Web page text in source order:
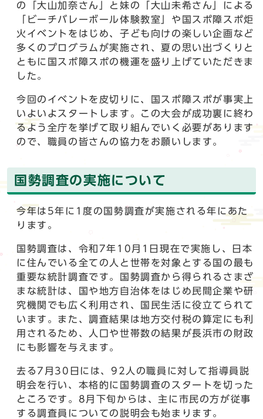
の「大山加奈さん」と妹の「大山未希さん」による
「ビーチバレーボール体験教室」や国スポ障スポ炬
火イベントをはじめ、子ども向けの楽しい企画など
多くのプログラムが実施され、夏の思い出づくりと
ともに国スポ障スポの機運を盛り上げていただきま
した。
今回のイベントを皮切りに、国スポ障スポが事実上
いよいよスタートします。この大会が成功裏に終わ
るよう全庁を挙げて取り組んでいく必要があります
ので、職員の皆さんの協力をお願いします。
国勢調査の実施について
今年は5年に1度の国勢調査が実施される年にあた
ります。
国勢調査は、令和7年10月1日現在で実施し、日本
に住んでいる全ての人と世帯を対象とする国の最も
重要な統計調査です。国勢調査から得られるさまざ
まな統計は、国や地方自治体をはじめ民間企業や研
究機関でも広く利用され、国民生活に役立てられて
います。また、調査結果は地方交付税の算定にも利
用されるため、人口や世帯数の結果が長浜市の財政
にも影響を与えます。
去る7月30日には、92人の職員に対して指導員説
明会を行い、本格的に国勢調査のスタートを切った
ところです。8月下旬からは、主に市民の方が従事
する調査員についての説明会も始まります。